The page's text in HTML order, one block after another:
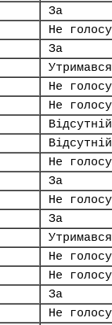
За
Не
За
Утримався
Не
Не
Відсутній
Відсутній
Не
За
Не
За
Утримався
Не
Не
За
Не